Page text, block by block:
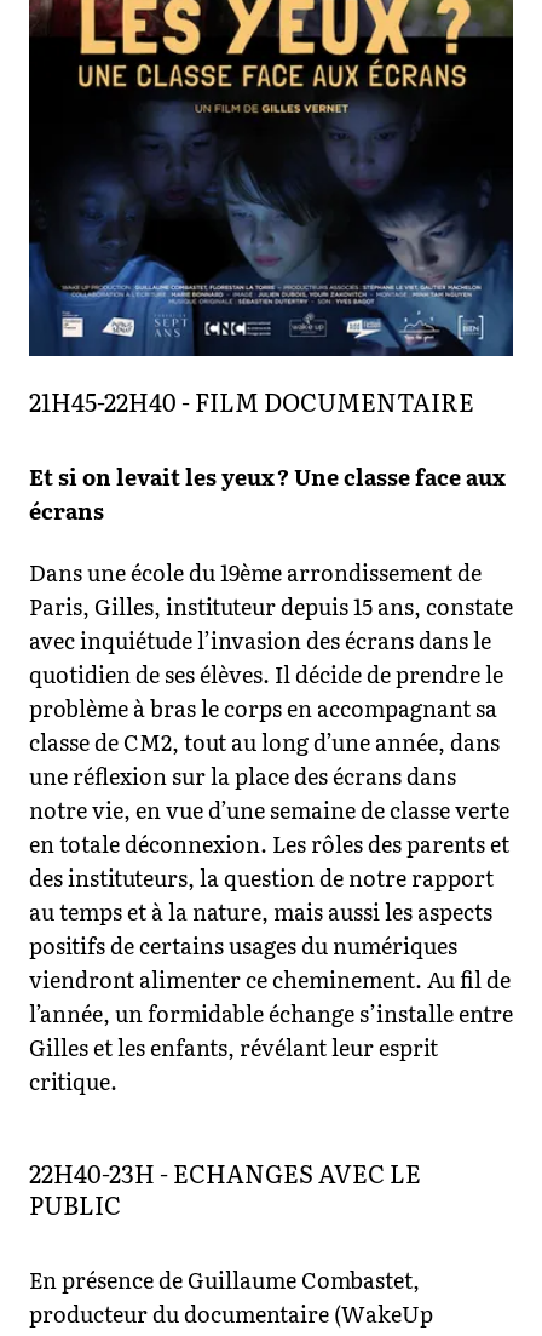
21H45-22H40 - FILM DOCUMENTAIRE
Et si on levait les yeux ? Une classe face aux
écrans
Dans une école du 19ème arrondissement de
Paris, Gilles, instituteur depuis 15 ans, constate
avec inquiétude l’invasion des écrans dans le
quotidien de ses élèves. Il décide de prendre le
problème à bras le corps en accompagnant sa
classe de CM2, tout au long d’une année, dans
une réflexion sur la place des écrans dans
notre vie, en vue d’une semaine de classe verte
en totale déconnexion. Les rôles des parents et
des instituteurs, la question de notre rapport
au temps et à la nature, mais aussi les aspects
positifs de certains usages du numériques
viendront alimenter ce cheminement. Au fil de
l’année, un formidable échange s’installe entre
Gilles et les enfants, révélant leur esprit
critique.
22H40-23H - ECHANGES AVEC LE
PUBLIC
En présence de Guillaume Combastet,
producteur du documentaire (WakeUp